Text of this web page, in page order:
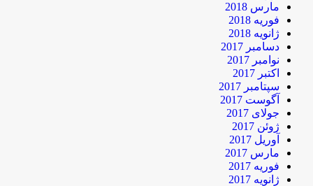
مارس 2018
فوریه 2018
ژانویه 2018
دسامبر 2017
نوامبر 2017
اکتبر 2017
سپتامبر 2017
آگوست 2017
جولای 2017
ژوئن 2017
آوریل 2017
مارس 2017
فوریه 2017
ژانویه 2017